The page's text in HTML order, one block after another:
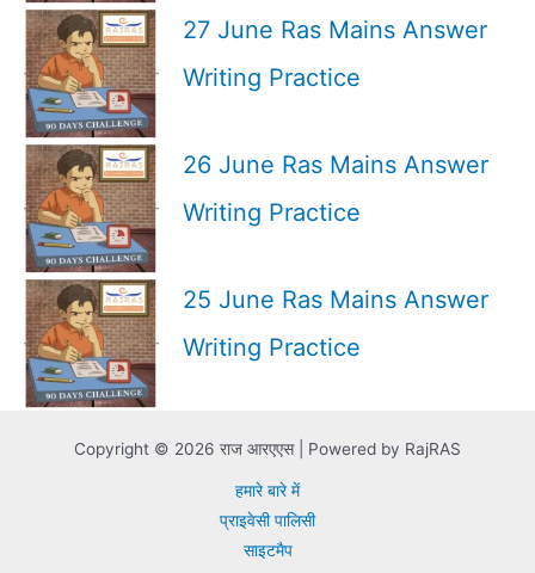
27 June Ras Mains Answer
Writing Practice
26 June Ras Mains Answer
Writing Practice
25 June Ras Mains Answer
Writing Practice
Copyright © 2026 राज आरएएस | Powered by RajRAS
हमारे बारे में
प्राइवेसी पालिसी
साइटमैप